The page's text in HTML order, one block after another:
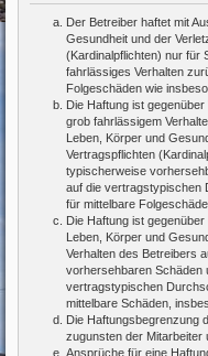
Der Betreiber haftet mit
Gesundheit und der
(Kardinalpflichten) nur für
fahrlässiges Verhalten
Folgeschäden wie
Die Haftung ist
grob fahrlässigem
Leben, Körper und
Vertragspflichten
typischerweise
auf die vertragstypischen
für mittelbare
Die Haftung ist
Leben, Körper und
Verhalten des Betreibers
vorhersehbaren Schäden
vertragstypischen
mittelbare Schäden,
Die Haftungsbegrenzung
zugunsten der Mitarbeiter
Ansprüche für eine